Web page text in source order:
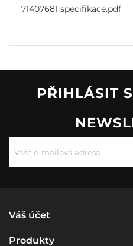
71407681 specifikace.pdf
PŘIHLÁSIT
Váš účet
Produkty